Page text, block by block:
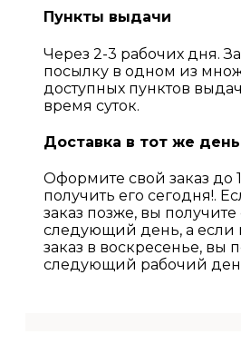
Пункты выдачи
Через 2-3 рабочих дня.
посылку в одном из
доступных пунктов
время суток.
Доставка в тот же день
Оформите свой заказ до
получить его сегодня!.
заказ позже, вы получите
следующий день, а если
заказ в воскресенье, вы
следующий рабочий